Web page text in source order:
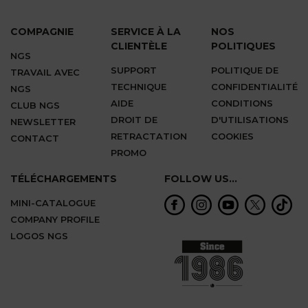
COMPAGNIE
NGS
TRAVAIL AVEC
NGS
CLUB NGS
NEWSLETTER
CONTACT
SERVICE À LA
CLIENTÈLE
SUPPORT
TECHNIQUE
AIDE
DROIT DE
RETRACTATION
PROMO
NOS
POLITIQUES
POLITIQUE DE
CONFIDENTIALITÉ
CONDITIONS
D'UTILISATIONS
COOKIES
TÉLÉCHARGEMENTS
MINI-CATALOGUE
COMPANY PROFILE
LOGOS NGS
FOLLOW US...